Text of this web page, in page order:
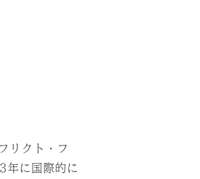
リクト・フ
年に国際的に